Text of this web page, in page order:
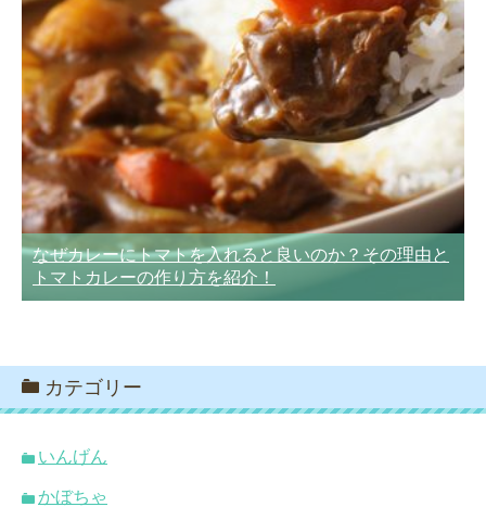
なぜカレーにトマトを入れると良いのか？その理由と
トマトカレーの作り方を紹介！
カテゴリー
いんげん
かぼちゃ